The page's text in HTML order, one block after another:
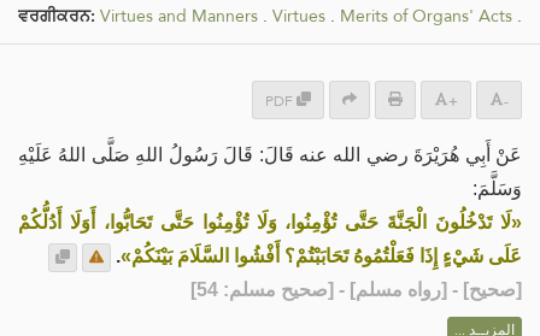
ਵਰਗੀਕਰਨ: Virtues and Manners . Virtues . Merits of Organs' Acts .
PDF + -
عَنْ أَبِي هُرَيْرَةَ رضي الله عنه قَالَ: قَالَ رَسُولُ اللهِ صَلَّى اللهُ عَلَيْهِ
وَسَلَّمَ:
«لَا تَدْخُلُونَ الْجَنَّةَ حَتَّى تُؤْمِنُوا، وَلَا تُؤْمِنُوا حَتَّى تَحَابُّوا، أَوَلَا أَدُلُّكُمْ
عَلَى شَيْءٍ إِذَا فَعَلْتُمُوهُ تَحَابَبْتُمْ؟ أَفْشُوا السَّلَامَ بَيْنَكُمْ».
[صحيح] - [رواه مسلم] - [صحيح مسلم: 54]
المزيــد ...